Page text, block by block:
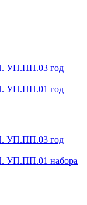
УП.ПП.03 год
УП.ПП.01 год
УП.ПП.03 год
УП.ПП.01 набора